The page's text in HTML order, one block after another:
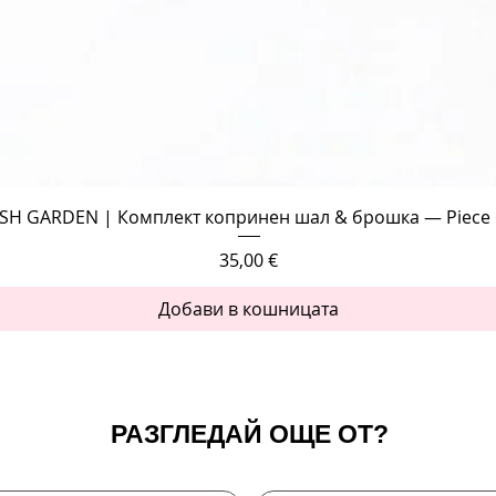
Бърз преглед
GARDEN | Комплект копринен шал & брошка — Piece
Цена
35,00 €
Добави в кошницата
РАЗГЛЕДАЙ ОЩЕ ОТ?